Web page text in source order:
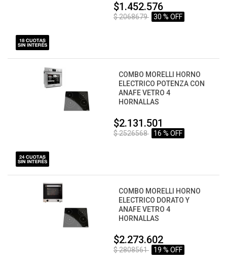
$1.452.576
$ 2068679 30 % OFF
COMBO MORELLI HORNO
ELECTRICO POTENZA CON
ANAFE VETRO 4
HORNALLAS
$2.131.501
$ 2526568 16 % OFF
COMBO MORELLI HORNO
ELECTRICO DORATO Y
ANAFE VETRO 4
HORNALLAS
$2.273.602
$ 2808561 19 % OFF